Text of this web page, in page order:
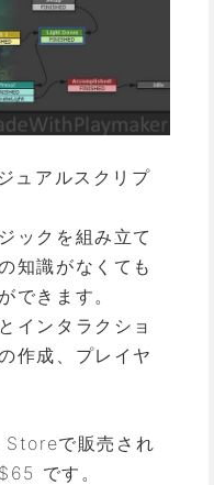
ュアルスクリプ
ックを組み立て
知識がなくても
できます。
インタラクショ
作成、プレイヤ
で販売され
です。